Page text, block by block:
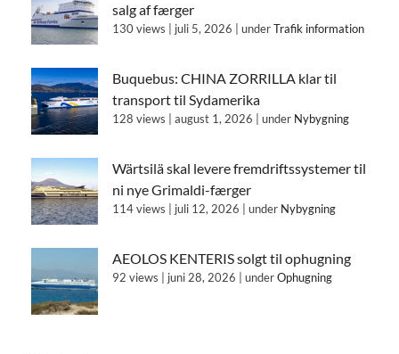
salg af færger
130 views juli 5, 2026 underTrafik information
Buquebus: CHINA ZORRILLA klar til
transport til Sydamerika
128 views august 1, 2026 under Nybygning
Wärtsilä skal levere fremdriftssystemer til
ni nye Grimaldi-færger
114 views juli 12, 2026 under Nybygning
AEOLOS KENTERIS solgt til ophugning
92 views juni 28, 2026 underOphugning